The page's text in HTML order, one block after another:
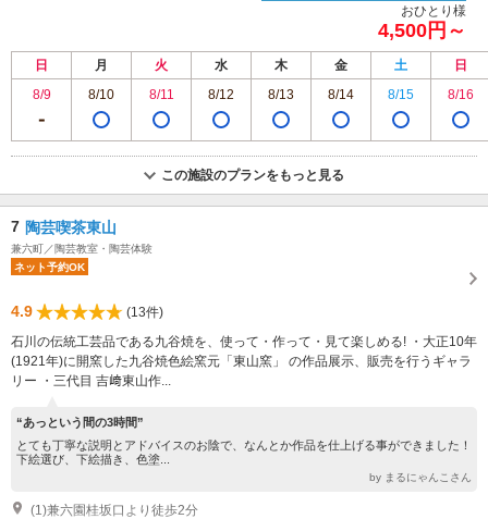
おひとり様
4,500円～
日 月 火 水 木 金 土
日
8/9
8/10 8/11 8/12 8/13 8/14 8/15 8/16
この施設のプランをもっと見る
7 陶芸喫茶東山
兼六町／陶芸教室・陶芸体験
ネット予約OK
4.9
(13件)
石川の伝統工芸品である九谷焼を、使って・作って・見て楽しめる! ・大正10年
(1921年)に開窯した九谷焼色絵窯元「東山窯」 の作品展示、販売を行うギャラ
リー ・三代目 吉﨑東山作...
“あっという間の3時間”
とても丁寧な説明とアドバイスのお陰で、なんとか作品を仕上げる事ができました！
下絵選び、下絵描き、色塗...
by まるにゃんこさん
(1)兼六園桂坂口より徒歩2分